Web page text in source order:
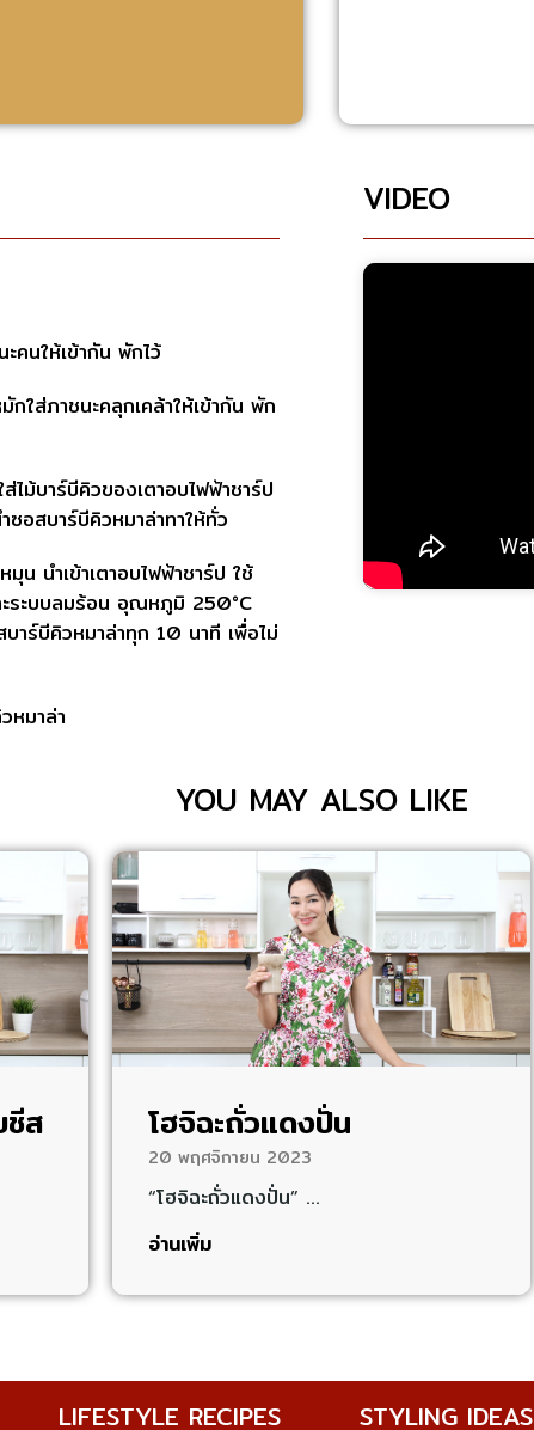
คนให้เข้ากัน พักไว้
ใส่ภาชนะคลุกเคล้าให้เข้ากัน พัก
ไม้บาร์บีคิวของเตาอบไฟฟ้าชาร์ป
อสบาร์บีคิวหมาล่าทาให้ทั่ว
น นำเข้าเตาอบไฟฟ้าชาร์ป ใช้
ระบบลมร้อน อุณหภูมิ 250°C
าร์บีคิวหมาล่าทุก 10 นาที เพื่อไม่
หมาล่า
VIDEO
YOU MAY ALSO LIKE
ส โฮจิฉะถั่วแดงปั่น
20 พฤศจิกายน 2023
“โฮจิฉะถั่วแดงปั่น” …
อ่านเพิ่ม
LIFESTYLE RECIPES STYLING IDEAS